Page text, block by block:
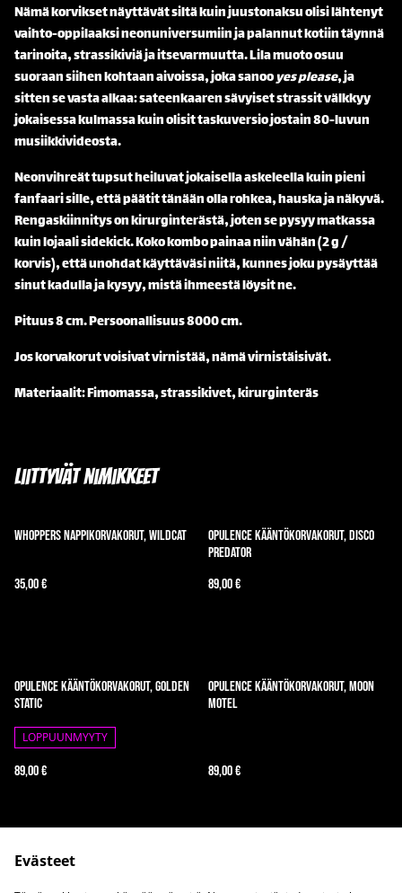
Nämä korvikset näyttävät siltä kuin juustonaksu olisi lähtenyt
vaihto-oppilaaksi neonuniversumiin ja palannut kotiin täynnä
tarinoita, strassikiviä ja itsevarmuutta. Lila muoto osuu
suoraan siihen kohtaan aivoissa, joka sanooyes please, ja
sitten se vasta alkaa: sateenkaaren sävyiset strassit välkkyy
jokaisessa kulmassa kuin olisit taskuversio jostain 80-luvun
musiikkivideosta.
Neonvihreät tupsut heiluvat jokaisella askeleella kuin pieni
fanfaari sille, että päätit tänään olla rohkea, hauska ja näkyvä.
Rengaskiinnitys on kirurginterästä, joten se pysyy matkassa
kuin lojaali sidekick. Koko kombo painaa niin vähän (2 g /
korvis), että unohdat käyttäväsi niitä, kunnes joku pysäyttää
sinut kadulla ja kysyy, mistä ihmeestä löysit ne.
Pituus 8 cm. Persoonallisuus 8000 cm.
Jos korvakorut voisivat virnistää, nämä virnistäisivät.
Materiaalit: Fimomassa, strassikivet, kirurginteräs
Liittyvät nimikkeet
Whoppers nappikorvakorut, Wildcat
35,00 €
Opulence kääntökorvakorut, Disco
Predator
89,00 €
Opulence kääntökorvakorut, Golden
Static
LOPPUUNMYYTY
89,00 €
Opulence kääntökorvakorut, Moon
Motel
89,00 €
Evästeet